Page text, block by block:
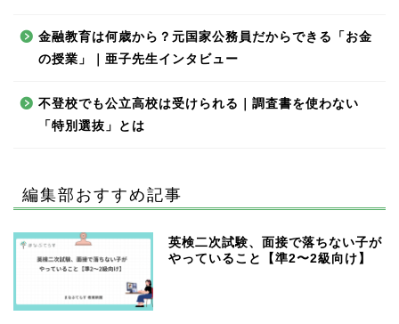
金融教育は何歳から？元国家公務員だからできる「お金
の授業」｜亜子先生インタビュー
不登校でも公立高校は受けられる｜調査書を使わない
「特別選抜」とは
編集部おすすめ記事
英検二次試験、面接で落ちない子が
やっていること【準2〜2級向け】